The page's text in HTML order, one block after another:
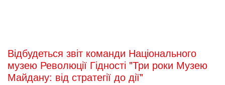
Відбудеться звіт команди Національного
музею Революції Гідності "Три роки Музею
Майдану: від стратегії до дії"